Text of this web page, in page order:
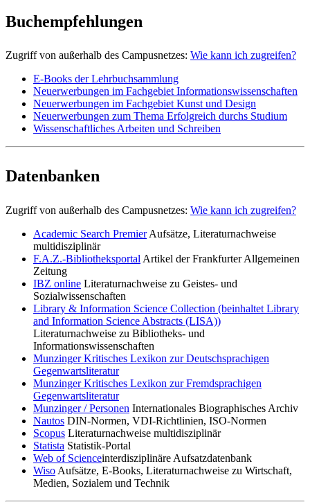
Buchempfehlungen
Zugriff von außerhalb des Campusnetzes: Wie kann ich zugreifen?
E-Books der Lehrbuchsammlung
Neuerwerbungen im Fachgebiet Informationswissenschaften
Neuerwerbungen im Fachgebiet Kunst und Design
Neuerwerbungen zum Thema Erfolgreich durchs Studium
Wissenschaftliches Arbeiten und Schreiben
Datenbanken
Zugriff von außerhalb des Campusnetzes: Wie kann ich zugreifen?
Academic Search PremierAufsätze, Literaturnachweise
multidisziplinär
F.A.Z.-Bibliotheksportal Artikel der Frankfurter Allgemeinen
Zeitung
IBZ online Literaturnachweise zu Geistes- und
Sozialwissenschaften
Library & Information Science Collection (beinhaltet Library
and Information Science Abstracts (LISA))
Literaturnachweise zu Bibliotheks- und
Informationswissenschaften
Munzinger Kritisches Lexikon zur Deutschsprachigen
Gegenwartsliteratur
Munzinger Kritisches Lexikon zur Fremdsprachigen
Gegenwartsliteratur
Munzinger / Personen Internationales Biographisches Archiv
Nautos DIN-Normen, VDI-Richtlinien, ISO-Normen
Scopus Literaturnachweise multidisziplinär
Statista Statistik-Portal
Web of Scienceinterdisziplinäre Aufsatzdatenbank
Wiso Aufsätze, E-Books, Literaturnachweise zu Wirtschaft,
Medien, Sozialem und Technik